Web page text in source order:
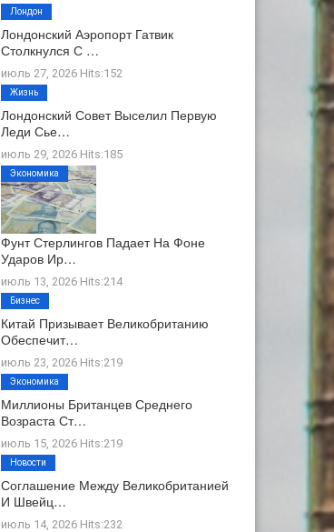
Лондонский Аэропорт Гатвик
Столкнулся С …
июль 27, 2026 Hits:152
Лондон
Лондонский Совет Выселил Первую
Леди Сье…
июль 29, 2026 Hits:185
Жизнь
Фунт Стерлингов Падает На Фоне
Ударов Ир…
июль 13, 2026 Hits:214
Экономика
Китай Призывает Великобританию
Обеспечит…
июль 23, 2026 Hits:219
Бизнес
Миллионы Британцев Среднего
Возраста Ст…
июль 15, 2026 Hits:219
Экономика
Соглашение Между Великобританией
И Швейц…
июль 14, 2026 Hits:232
Новости